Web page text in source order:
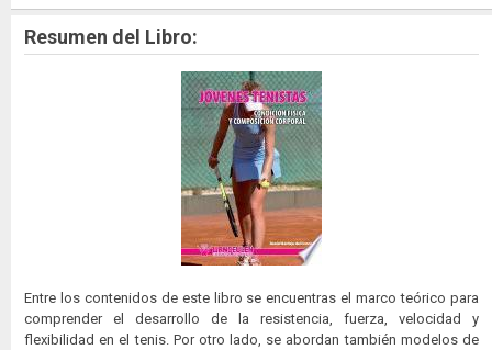
Resumen del Libro:
Entre los contenidos de este libro se encuentras el marco teórico para
comprender el desarrollo de la resistencia, fuerza, velocidad y
flexibilidad en el tenis. Por otro lado, se abordan también modelos de